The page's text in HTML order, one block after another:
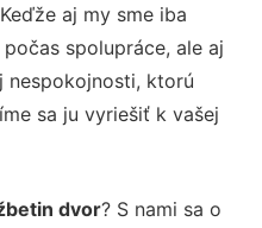
aj my sme iba
spolupráce, ale aj
nespokojnosti, ktorú
sa ju vyriešiť k vašej
dvor? S nami sa o